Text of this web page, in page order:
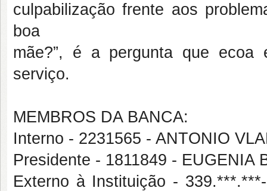
culpabilização frente aos
boa
mãe?”, é a pergunta que
serviço.
MEMBROS DA BANCA:
Interno - 2231565 - ANTONIO
Presidente - 1811849 - EUGENIA
Externo à Instituição -